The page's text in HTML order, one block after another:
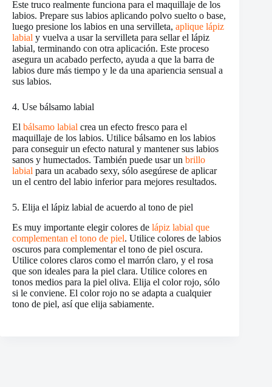
Este truco realmente funciona para el maquillaje de los
labios. Prepare sus labios aplicando polvo suelto o base,
luego presione los labios en una servilleta, aplique lápiz
labial y vuelva a usar la servilleta para sellar el lápiz
labial, terminando con otra aplicación. Este proceso
asegura un acabado perfecto, ayuda a que la barra de
labios dure más tiempo y le da una apariencia sensual a
sus labios.
4. Use bálsamo labial
El bálsamo labial crea un efecto fresco para el
maquillaje de los labios. Utilice bálsamo en los labios
para conseguir un efecto natural y mantener sus labios
sanos y humectados. También puede usar un brillo
labial para un acabado sexy, sólo asegúrese de aplicar
un el centro del labio inferior para mejores resultados.
5. Elija el lápiz labial de acuerdo al tono de piel
Es muy importante elegir colores de lápiz labial que
complementan el tono de piel. Utilice colores de labios
oscuros para complementar el tono de piel oscura.
Utilice colores claros como el marrón claro, y el rosa
que son ideales para la piel clara. Utilice colores en
tonos medios para la piel oliva. Elija el color rojo, sólo
si le conviene. El color rojo no se adapta a cualquier
tono de piel, así que elija sabiamente.